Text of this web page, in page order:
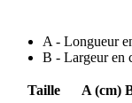
A - Longueur
B - Largeur en
Taille A (cm)